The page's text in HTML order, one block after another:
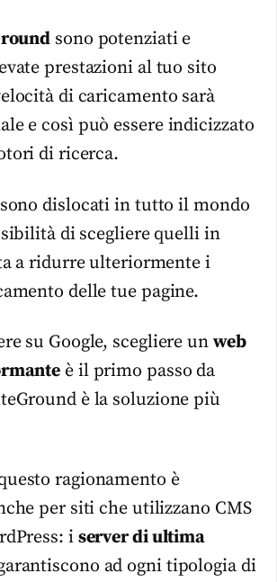
sono potenziati e
prestazioni al tuo sito
di caricamento sarà
e così può essere indicizzato
di ricerca.
dislocati in tutto il mondo
di scegliere quelli in
a ridurre ulteriormente i
delle tue pagine.
su Google, scegliere un web
è il primo passo da
è la soluzione più
ragionamento è
per siti che utilizzano CMS
i server di ultima
ad ogni tipologia di